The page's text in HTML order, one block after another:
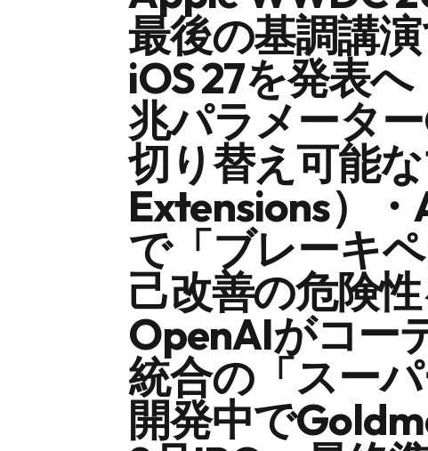
最後の基調講
iOS 27を発表
兆パラメータ
切り替え可能
Extensions）
で「ブレーキ
己改善の危険
OpenAIがコー
統合の「スー
開発中で